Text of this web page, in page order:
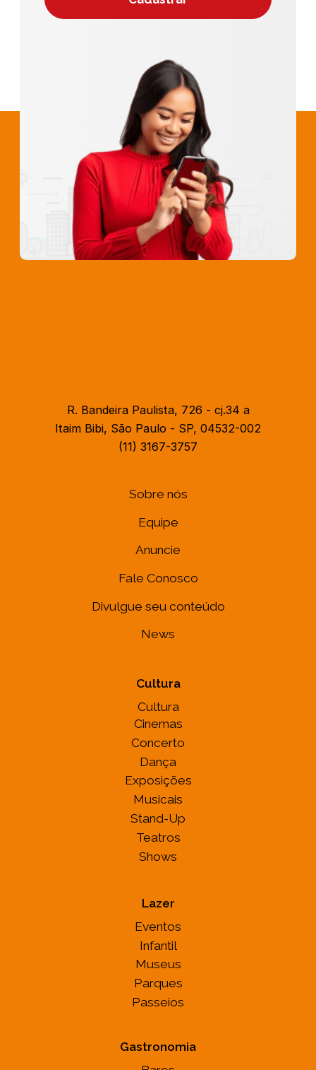
R. Bandeira Paulista, 726 - cj.34 a
Itaim Bibi, São Paulo - SP, 04532-002
Sobre nós
Equipe
Anuncie
Fale Conosco
Divulgue seu conteúdo
Cultura
Cultura
Cinemas
Concerto
Dança
Exposições
Musicais
Stand-Up
Teatros
Lazer
Eventos
Infantil
Museus
Parques